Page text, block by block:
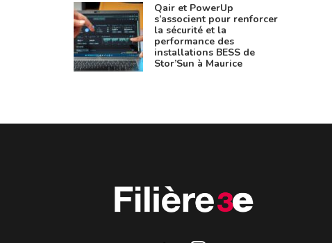
Qair et PowerUp
s’associent pour renforcer
la sécurité et la
performance des
installations BESS de
Stor’Sun à Maurice